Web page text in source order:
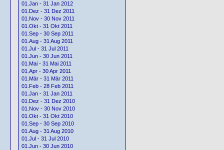
01.Jan - 31 Jan 2012
01.Dez - 31 Dez 2011
01.Nov - 30 Nov 2011
01.Okt - 31 Okt 2011
01.Sep - 30 Sep 2011
01.Aug - 31 Aug 2011
01.Jul - 31 Jul 2011
01.Jun - 30 Jun 2011
01.Mai - 31 Mai 2011
01.Apr - 30 Apr 2011
01.Mär - 31 Mär 2011
01.Feb - 28 Feb 2011
01.Jan - 31 Jan 2011
01.Dez - 31 Dez 2010
01.Nov - 30 Nov 2010
01.Okt - 31 Okt 2010
01.Sep - 30 Sep 2010
01.Aug - 31 Aug 2010
01.Jul - 31 Jul 2010
01.Jun - 30 Jun 2010